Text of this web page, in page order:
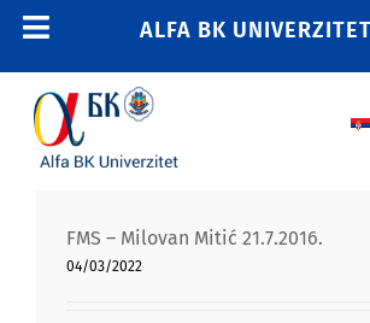
Skip
content
Toggle
Navigation
POČETNA
E-STUDENT
E-ZAPOSLENI
ALFA BK UNIVERZITET
MASTER STUDIJE
FMS – Milovan Mitić 21.7.2016.
04/03/2022